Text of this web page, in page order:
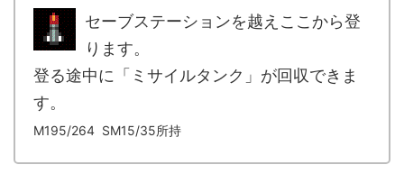
セーブステーションを越えここから登
ります。
登る途中に「ミサイルタンク」が回収できま
す。
M195/264 SM15/35所持